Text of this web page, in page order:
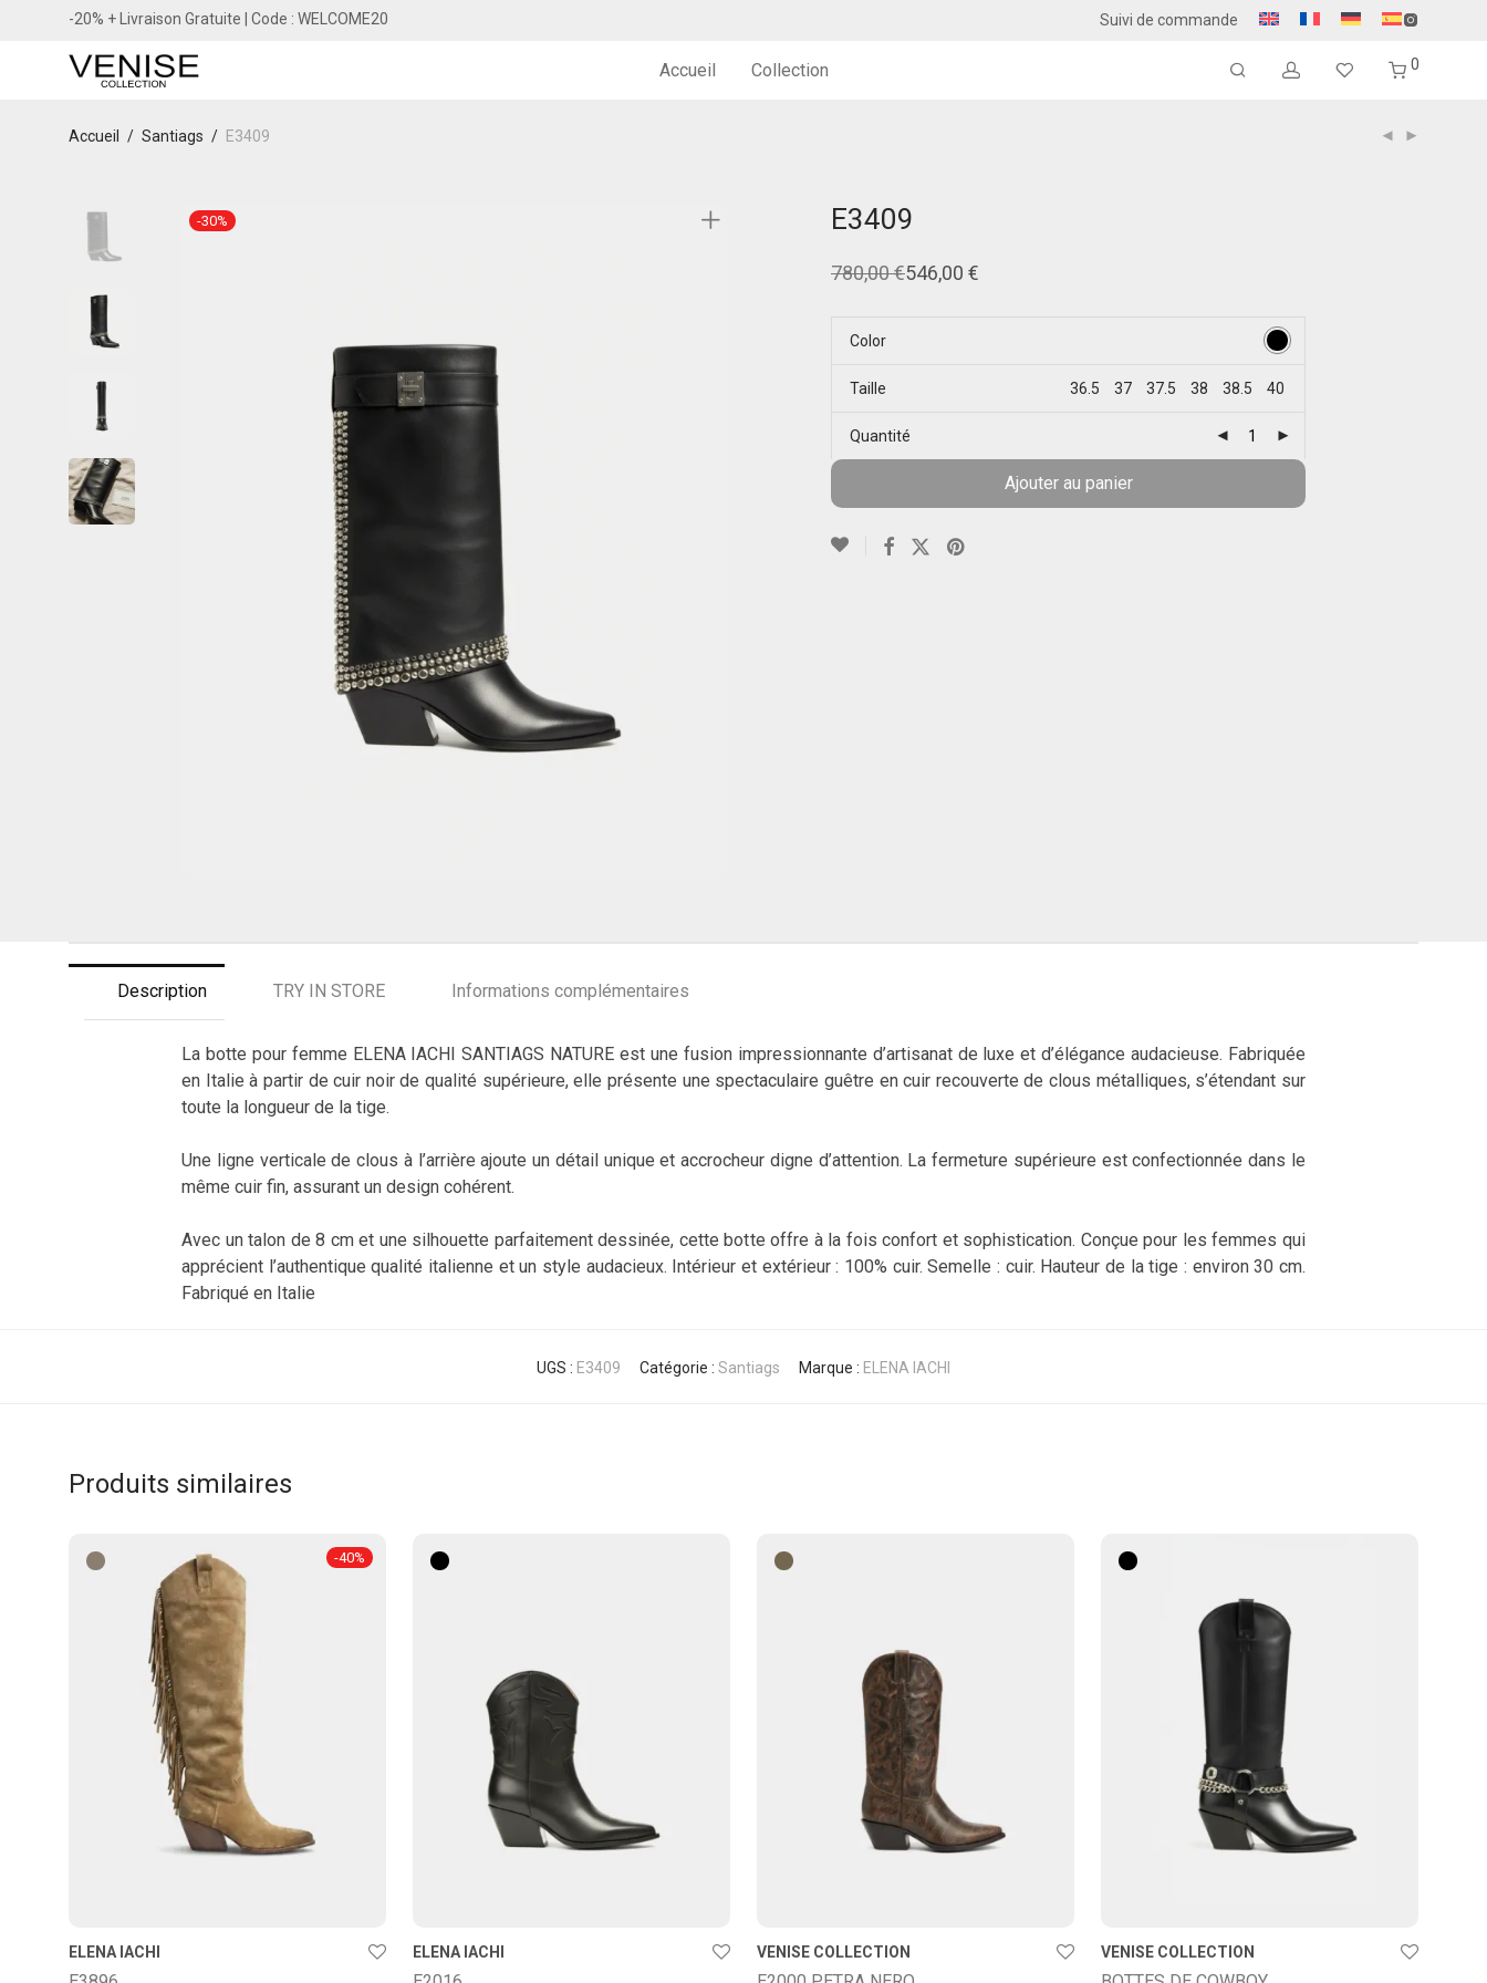
-20% + Livraison Gratuite | Code : WELCOME20 Suivi de commande
Accueil Collection 0
Accueil / Santiags / E3409
-30% E3409
780,00€
Le
780,00 €.
546,00 €
Le
546,00 €.
Color
Taille 36.5 37 37.5 38 38.5 40
Quantité
Ajouter au panier
Description TRY IN STORE Informations complémentaires
La botte pour femme ELENA IACHI SANTIAGS NATURE est une fusion impressionnante d’artisanat de luxe et d’élégance audacieuse. Fabriquée
en Italie à partir de cuir noir de qualité supérieure, elle présente une spectaculaire guêtre en cuir recouverte de clous métalliques, s’étendant sur
toute la longueur de la tige.
Une ligne verticale de clous à l’arrière ajoute un détail unique et accrocheur digne d’attention. La fermeture supérieure est confectionnée dans le
même cuir fin, assurant un design cohérent.
Avec un talon de 8 cm et une silhouette parfaitement dessinée, cette botte offre à la fois confort et sophistication. Conçue pour les femmes qui
apprécient l’authentique qualité italienne et un style audacieux. Intérieur et extérieur : 100% cuir. Semelle : cuir. Hauteur de la tige : environ 30 cm.
Fabriqué en Italie
UGS : E3409 Catégorie : Santiags Marque : ELENA IACHI
Produits similaires
-40%
ELENA IACHI ELENA IACHI VENISE COLLECTION VENISE COLLECTION